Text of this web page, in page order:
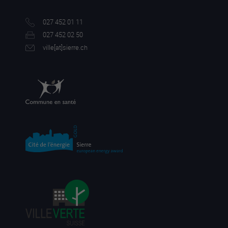
027 452 01 11
027 452 02 50
ville[at]sierre.ch